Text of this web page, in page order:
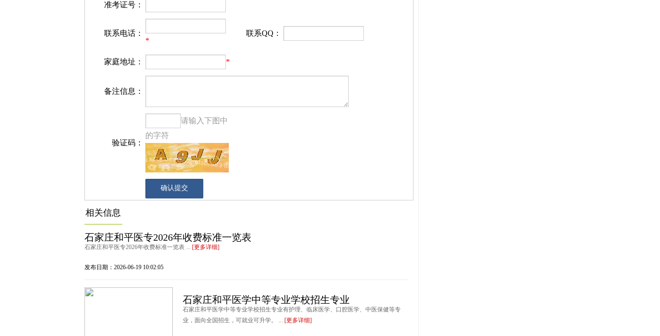
准考证号：
联系电话：
*
联系QQ：
家庭地址： *
备注信息：
验证码：
请输入下图中
的字符
相关信息
石家庄和平医专2026年收费标准一览表
石家庄和平医专2026年收费标准一览表 ... [更多详细]
发布日期：2026-06-19 10:02:05
石家庄和平医学中等专业学校招生专业
石家庄和平医学中等专业学校招生专业有护理、临床医学、口腔医学、中医保健等专
业，面向全国招生，可就业可升学。 ... [更多详细]